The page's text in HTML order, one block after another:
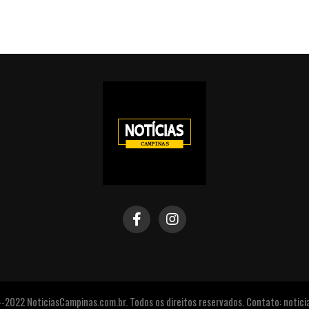
NoticiasCampinas.com.br. Todos os direitos reservados. Contato: